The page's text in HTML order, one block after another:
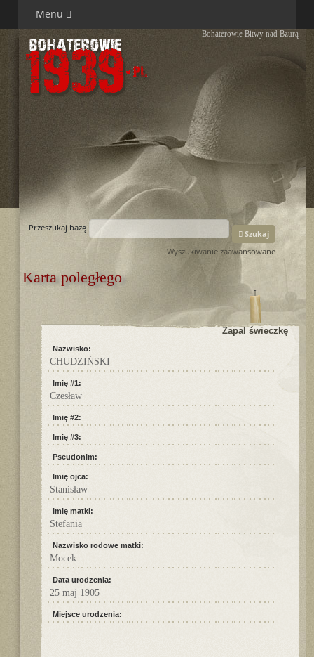
Menu
Bohaterowie Bitwy nad Bzurą
Przeszukaj bazę
Szukaj
Wyszukiwanie zaawansowane
Karta poległego
Zapal świeczkę
Nazwisko:
CHUDZIŃSKI
Imię #1:
Czesław
Imię #2:
Imię #3:
Pseudonim:
Imię ojca:
Stanisław
Imię matki:
Stefania
Nazwisko rodowe matki:
Mocek
Data urodzenia:
25 maj 1905
Miejsce urodzenia: